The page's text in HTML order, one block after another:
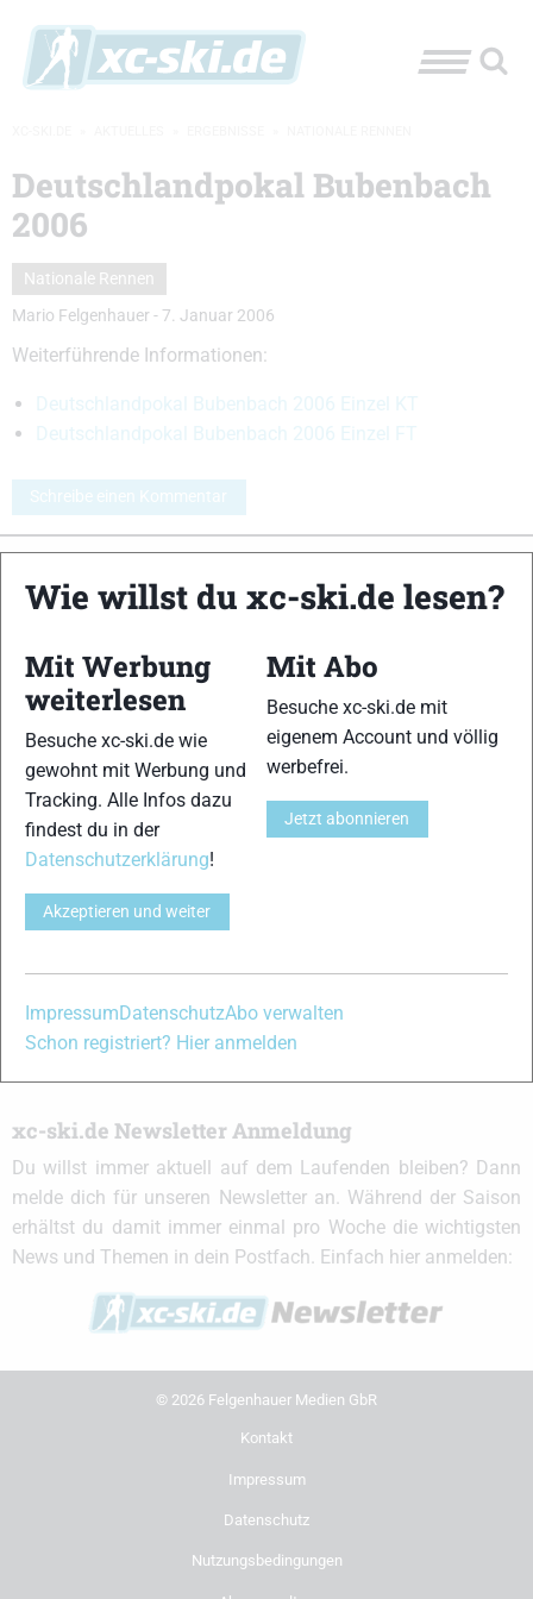
Deutschlandpokal Bubenbach
2006
Nationale Rennen
Mario Felgenhauer - 7. Januar 2006
Weiterführende Informationen:
Deutschlandpokal Bubenbach 2006 Einzel KT
Deutschlandpokal Bubenbach 2006 Einzel FT
Schreibe einen Kommentar
News aus dem Skilanglauf, Biathlon und der Nordischen
und allem was du sonst noch über deine Lieblingssportarten
wissen solltest.
ObSkilanglauf-Anfänger oder Profi-Sportler, wir haben
immer ein offenes Ohr für dich! Du kannst uns jederzeit über
dasKontaktformular erreichen.
instagramfacebookspotify x
xc-ski.de Newsletter Anmeldung
Du willst immer aktuell auf dem Laufenden bleiben? Dann
melde dich für unseren Newsletter an. Während der Saison
erhältst du damit immer einmal pro Woche die wichtigsten
News und Themen in dein Postfach. Einfach hier anmelden:
© 2026 Felgenhauer Medien GbR
Kontakt
Impressum
Datenschutz
Nutzungsbedingungen
Wie willst du xc-ski.de lesen?
Mit Werbung
weiterlesen
Besuche xc-ski.de wie
gewohnt mit Werbung und
Tracking. Alle Infos dazu
findest du in der
Datenschutzerklärung!
Akzeptieren und weiter
Mit Abo
Besuche xc-ski.de mit
eigenem Account und völlig
werbefrei.
Jetzt abonnieren
ImpressumDatenschutzAbo verwalten
Schon registriert? Hier anmelden